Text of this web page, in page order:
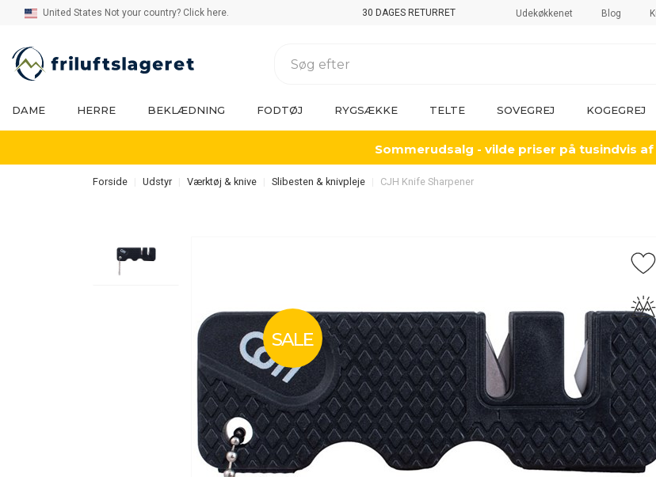
United States Not your country? Click here. 30 DAGES RETURRET Udekøkkenet Blog
DAME HERRE BEKLÆDNING FODTØJ RYGSÆKKE TELTE SOVEGREJ KOGEGREJ
Sommerudsalg - vilde priser på tusindvis
Forside Udstyr Værktøj & knive Slibesten & knivpleje CJH Knife Sharpener
SALE